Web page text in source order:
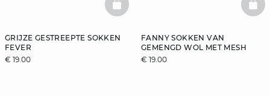
GRIJZE GESTREEPTE SOKKEN
FEVER
€ 19.00
BASKETFULL
FANNY SOKKEN VAN
GEMENGD WOL MET MESH
€ 19.00